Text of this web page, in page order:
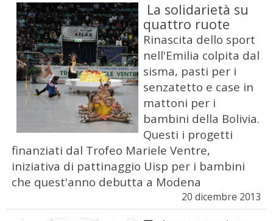
La solidarietà su
quattro ruote
Rinascita dello sport
nell'Emilia colpita dal
sisma, pasti per i
senzatetto e case in
mattoni per i
bambini della Bolivia.
Questi i progetti
finanziati dal Trofeo Mariele Ventre,
iniziativa di pattinaggio Uisp per i bambini
che quest'anno debutta a Modena
20 dicembre 2013